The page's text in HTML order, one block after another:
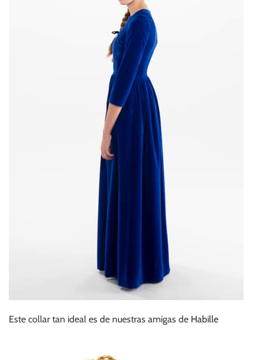
Este collar tan ideal es de nuestras amigas de Habille